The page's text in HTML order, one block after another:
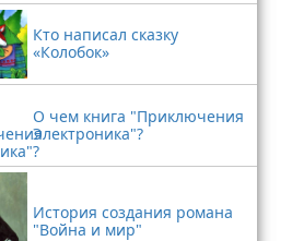
Кто написал сказку
«Колобок»
О чем книга "Приключения
Электроника"?
История создания романа
"Война и мир"